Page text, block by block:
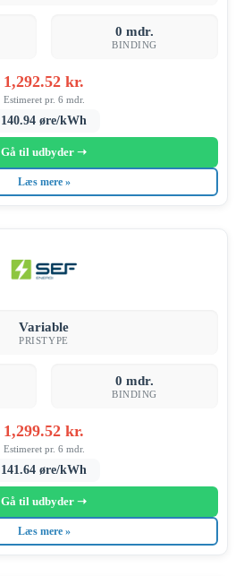
0 mdr.
BINDING
1,292.52 kr.
Estimeret pr. 6 mdr.
140.94 øre/kWh
Gå til udbyder ➝
Læs mere »
Variable
PRISTYPE
0 mdr.
BINDING
1,299.52 kr.
Estimeret pr. 6 mdr.
141.64 øre/kWh
Gå til udbyder ➝
Læs mere »